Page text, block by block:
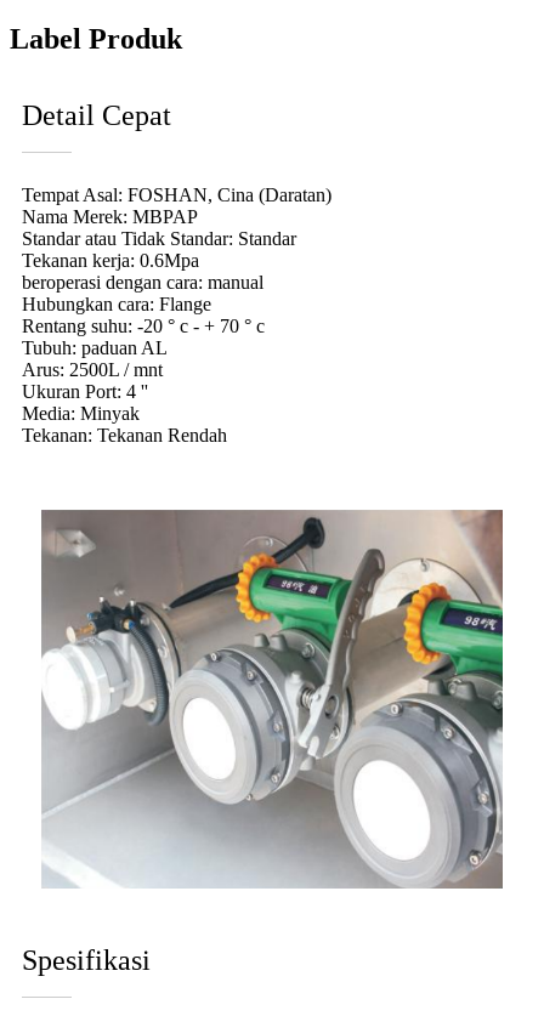
Label Produk
Detail Cepat
Tempat Asal: FOSHAN, Cina (Daratan)
Nama Merek: MBPAP
Standar atau Tidak Standar: Standar
Tekanan kerja: 0.6Mpa
beroperasi dengan cara: manual
Hubungkan cara: Flange
Rentang suhu: -20 ° c - + 70 ° c
Tubuh: paduan AL
Arus: 2500L / mnt
Ukuran Port: 4 ''
Media: Minyak
Tekanan: Tekanan Rendah
Spesifikasi